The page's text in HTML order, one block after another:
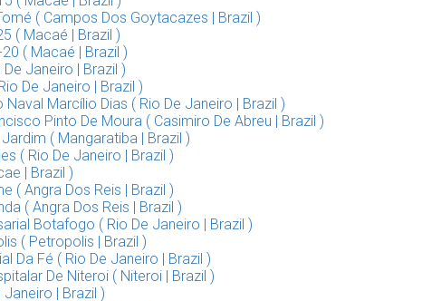
( Campos Dos Goytacazes | Brazil )
( Macaé | Brazil )
( Macaé | Brazil )
Janeiro | Brazil )
De Janeiro | Brazil )
Naval Marcílio Dias ( Rio De Janeiro | Brazil )
Pinto De Moura ( Casimiro De Abreu | Brazil )
( Mangaratiba | Brazil )
( Rio De Janeiro | Brazil )
| Brazil )
( Angra Dos Reis | Brazil )
( Angra Dos Reis | Brazil )
Botafogo ( Rio De Janeiro | Brazil )
( Petropolis | Brazil )
Da Fé ( Rio De Janeiro | Brazil )
De Niteroi ( Niteroi | Brazil )
Janeiro | Brazil )